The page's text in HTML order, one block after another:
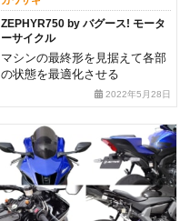
ZEPHYR750 by バグース! モータ
ーサイクル
マシンの最終形を見据えて各部
の状態を最適化させる
2022年5月28日